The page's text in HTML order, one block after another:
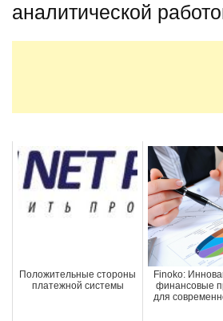
аналитической
Положительные стороны
платежной системы
Finoko:
финансовые
для